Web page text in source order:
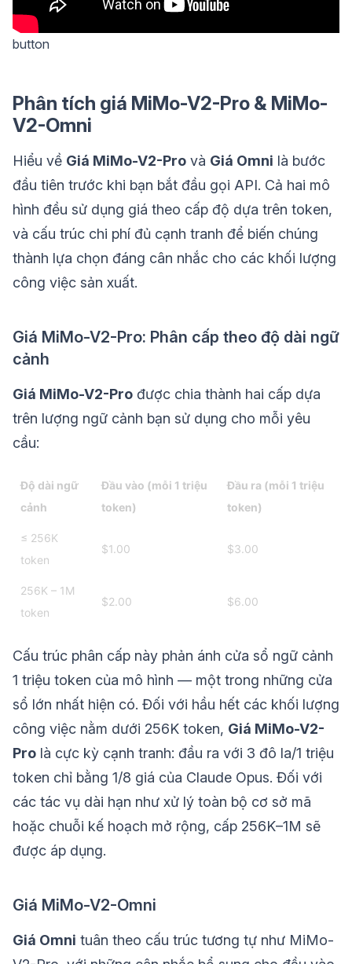
button
Phân tích giá MiMo-V2-Pro & MiMo-
V2-Omni
Hiểu về Giá MiMo-V2-Pro và Giá Omni là bước
đầu tiên trước khi bạn bắt đầu gọi API. Cả hai mô
hình đều sử dụng giá theo cấp độ dựa trên token,
và cấu trúc chi phí đủ cạnh tranh để biến chúng
thành lựa chọn đáng cân nhắc cho các khối lượng
công việc sản xuất.
Giá MiMo-V2-Pro: Phân cấp theo độ dài ngữ
cảnh
Giá MiMo-V2-Pro được chia thành hai cấp dựa
trên lượng ngữ cảnh bạn sử dụng cho mỗi yêu
cầu:
Độ dài ngữ
cảnh
Đầu vào (mỗi 1 triệu
token)
Đầu ra (mỗi 1 triệu
token)
≤ 256K
token
$1.00 $3.00
256K – 1M
token
$2.00 $6.00
Cấu trúc phân cấp này phản ánh cửa sổ ngữ cảnh
1 triệu token của mô hình — một trong những cửa
sổ lớn nhất hiện có. Đối với hầu hết các khối lượng
công việc nằm dưới 256K token, Giá MiMo-V2-
Pro là cực kỳ cạnh tranh: đầu ra với 3 đô la/1 triệu
token chỉ bằng 1/8 giá của Claude Opus. Đối với
các tác vụ dài hạn như xử lý toàn bộ cơ sở mã
hoặc chuỗi kế hoạch mở rộng, cấp 256K–1M sẽ
được áp dụng.
Giá MiMo-V2-Omni
Giá Omni tuân theo cấu trúc tương tự như MiMo-